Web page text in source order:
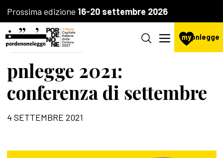
Prossima edizione 16-20 settembre 2026
mypnlegge
AGENZIA CULTURALE
pnlegge 2021:
conferenza di settembre
4 SETTEMBRE 2021